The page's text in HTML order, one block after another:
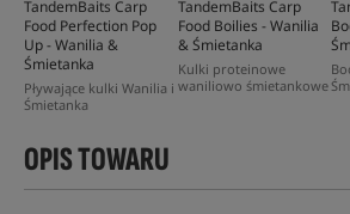
TandemBaits Carp
Food Perfection Pop
Up - Wanilia &
Śmietanka
Pływające kulki Wanilia i
Śmietanka
TandemBaits Carp
Food Boilies - Wanilia
& Śmietanka
Kulki proteinowe
waniliowo śmietankowe
OPIS TOWARU